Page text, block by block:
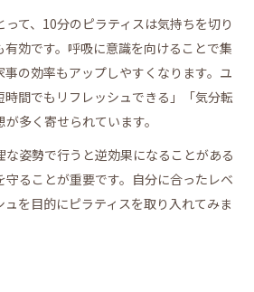
て、10分のピラティスは気持ちを切り
効です。呼吸に意識を向けることで集
の効率もアップしやすくなります。ユ
時間でもリフレッシュできる」「気分転
多く寄せられています。
な姿勢で行うと逆効果になることがある
守ることが重要です。自分に合ったレベ
を目的にピラティスを取り入れてみま